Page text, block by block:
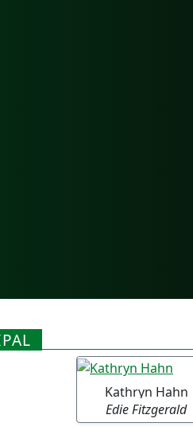
Kathryn Hahn
Edie Fitzgerald